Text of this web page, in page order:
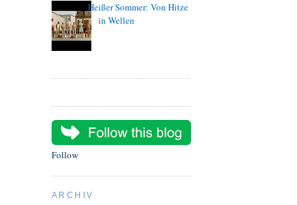
Heißer Sommer: Von Hitze
in Wellen
Follow
ARCHIV